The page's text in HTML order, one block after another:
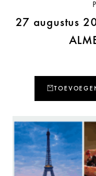
27 augustus